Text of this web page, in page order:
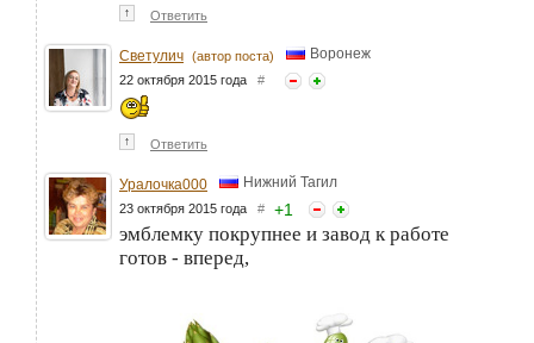
↑ Ответить
Светулич (автор поста) Воронеж
22 октября 2015 года #
↑ Ответить
Уралочка000 Нижний Тагил
23 октября 2015 года # +1
эмблемку покрупнее и завод к работе
готов - вперед,